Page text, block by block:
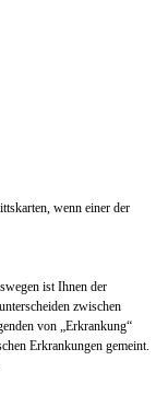
wenn einer der
ist Ihnen der
zwischen
von „Erkrankung“
Erkrankungen gemeint.